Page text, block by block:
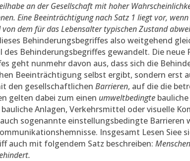
an der Gesellschaft mit hoher
Eine Beeinträchtigung nach Satz 1 liegt vor,
dem für das Lebensalter typischen Zustand
Behinderungsbegriffes also weitgehend
des Behinderungsbegriffes gewandelt. Die neue
geht nunmehr davon aus, dass sich die
Beeinträchtigung selbst ergibt, sondern erst
den gesellschaftlichen Barrieren, auf die die
gelten dabei zum einen umweltbedingte
bauliche Anlagen, Verkehrsmittel oder visuelle
sogenannte einstellungsbedingte Barrieren
Insgesamt Lesen Siee
auch mit folgendem Satz beschreiben: